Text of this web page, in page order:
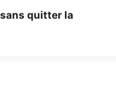
sans quitter la